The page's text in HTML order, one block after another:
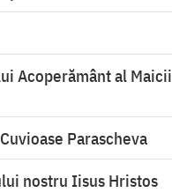
Acoperământ al Maicii
Parascheva
nostru Iisus Hristos